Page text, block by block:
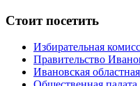
Стоит посетить
Избирательная
Правительство
Ивановская